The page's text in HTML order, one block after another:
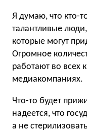
Я думаю, что кто-
талантливые
которые могут
Огромное
работают во всех
медиакомпаниях.
Что-то будет
надеется, что
а не